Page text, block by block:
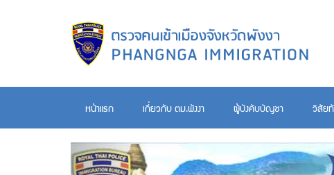
หน้าแรก เกี่ยวกับ ตม.พังงา ผู้บังคับบัญชา วิสัย
Previous